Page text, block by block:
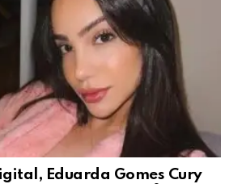
Eduarda Gomes Cury